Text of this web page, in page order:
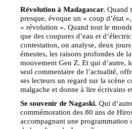
Révolution à Madagascar. Quand
presque, évoque un « coup d’état
« révolution ». Quand tout le
que des coupures d’eau et
contestation, on analyse, deux
émeutes, les raisons profondes de
mouvement Gen Z. Et qui d’autre,
seul commentaire de l’actualité,
ses lecteurs un regard sur la scène
malgache et donne à lire écrivains
Se souvenir de Nagaski. Qui
commémoration des 80 ans de
accompagnant une programmation